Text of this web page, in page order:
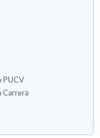
PUCV
Carrera